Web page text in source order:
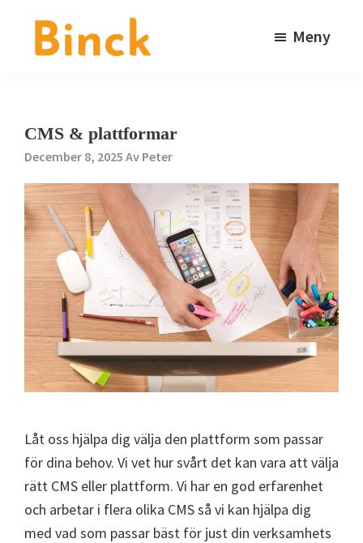
huvudinnehåll
sidfot
Meny
CMS & plattformar
December 8, 2025 Av Peter
Låt oss hjälpa dig välja den plattform som passar
för dina behov. Vi vet hur svårt det kan vara att välja
rätt CMS eller plattform. Vi har en god erfarenhet
och arbetar i flera olika CMS så vi kan hjälpa dig
med vad som passar bäst för just din verksamhets